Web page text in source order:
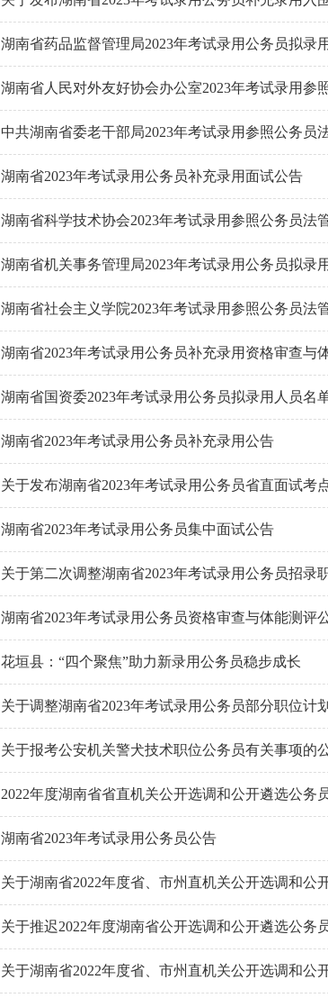
湖南省药品监督管理局2023年考试录用公务员拟录
湖南省2023年考试录用公务员补充录用面试公告
湖南省科学技术协会2023年考试录用参照公务员法
湖南省机关事务管理局2023年考试录用公务员拟录
湖南省2023年考试录用公务员补充录用资格审查与
湖南省国资委2023年考试录用公务员拟录用人员名
湖南省2023年考试录用公务员补充录用公告
关于发布湖南省2023年考试录用公务员省直面试考
湖南省2023年考试录用公务员集中面试公告
关于第二次调整湖南省2023年考试录用公务员招录
湖南省2023年考试录用公务员资格审查与体能测评
花垣县：“四个聚焦”助力新录用公务员稳步成长
关于调整湖南省2023年考试录用公务员部分职位计
关于报考公安机关警犬技术职位公务员有关事项的
2022年度湖南省省直机关公开选调和公开遴选公务
湖南省2023年考试录用公务员公告
关于推迟2022年度湖南省公开选调和公开遴选公务
关于湖南省2022年度省、市州直机关公开选调和公